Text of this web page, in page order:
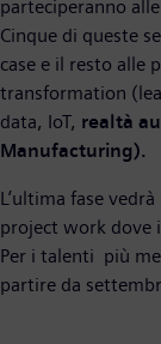
parteciperanno
Cinque di queste
case e il resto alle
transformation
data, IoT, realtà
Manufacturing).
L’ultima fase
project work dove
Per i talenti più
partire da